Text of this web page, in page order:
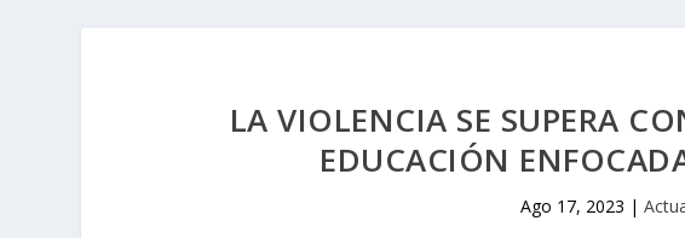
LA VIOLENCIA SE SUPERA
EDUCACIÓN
Ago 17, 2023 |